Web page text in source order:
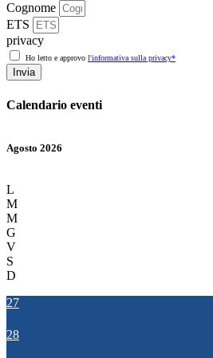
Cognome
ETS
privacy
Ho letto e approvo l'informativa sulla privacy*
Invia
Calendario eventi
Agosto 2026
L
M
M
G
V
S
D
27
28